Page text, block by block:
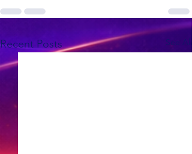
Recent Posts See All